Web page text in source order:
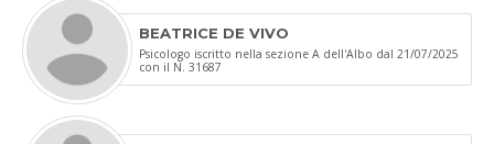
BEATRICE DE VIVO
Psicologo iscritto nella sezione A dell'Albo dal 21/07/2025
con il N. 31687